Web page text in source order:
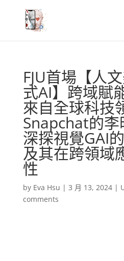
FJU首場【人
式AI】跨域賦
來自全球科技
Snapchat的李
深探視覺GAI
及其在跨領域
性
by Eva Hsu | 3 月 13, 2024|
comments